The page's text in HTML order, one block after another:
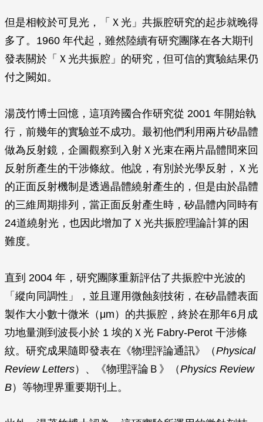
但是相較於可見光，「Ｘ光」共振腔研究的起步就晚得
多了。1960 年代起，雖然陸續有研究團隊在各大期刊
發表關於「Ｘ光共振腔」的研究，但可信的實驗結果仍
付之闕如。
湯茂竹博士回憶，這項跨國合作研究從 2001 年開始執
行，前幾年的實驗並不成功。最初他們利用兩片矽晶體
做為反射鏡，企圖觀察到入射Ｘ光束在兩片晶體間來回
反射所產生的干涉條紋。他說，有別於光學反射，Ｘ光
的正面反射機制是透過晶體繞射產生的，但是由於晶體
的三維周期排列，當正面反射產生時，矽晶體內同時有
24道繞射光，也因此增加了Ｘ光共振腔理論計算的困
難度。
直到 2004 年，研究團隊重新評估了共振腔中光波的
「縱向同調性」，並且運用微蝕刻技術，在矽晶體表面
製作大小數十微米（μm）的共振腔，終於在那年6月成
功地量測到波長小於 1 埃的Ｘ光 Fabry-Perot 干涉條
紋。研究成果隨即發表在《物理評論通訊》（Physical
Review Letters）、《物理評論Ｂ》（Physics Review
B）等物理界重要期刊上。